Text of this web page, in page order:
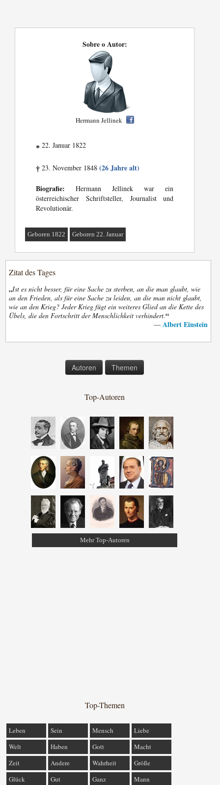
Sobre o Autor:
Hermann Jellinek
* 22. Januar 1822
† 23. November 1848(26 Jahre alt)
Biografie: Hermann Jellinek war ein
österreichischer Schriftsteller, Journalist und
Revolutionär.
Geboren 1822 Geboren 22. Januar
Zitat des Tages
„Ist es nicht besser, für eine Sache zu sterben, an die man glaubt, wie
an den Frieden, als für eine Sache zu leiden, an die man nicht glaubt,
wie an den Krieg? Jeder Krieg fügt ein weiteres Glied an die Kette des
Übels, die den Fortschritt der Menschlichkeit verhindert.“
— Albert Einstein
Autoren Themen
Top-Autoren
Mehr Top-Autoren
Top-Themen
Leben Sein Mensch
Liebe
Welt
Haben Gott
Macht
Zeit
Andere Wahrheit
Größe
Glück
Gut Ganz Mann